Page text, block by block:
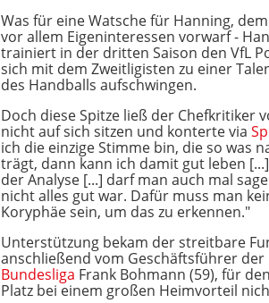
Was für eine Watsche für Hanning,
vor allem Eigeninteressen vorwarf -
trainiert in der dritten Saison den VfL
sich mit dem Zweitligisten zu einer
des Handballs aufschwingen.
Doch diese Spitze ließ der Chefkritiker
nicht auf sich sitzen und konterte via
ich die einzige Stimme bin, die so was
trägt, dann kann ich damit gut leben
der Analyse [...] darf man auch mal
nicht alles gut war. Dafür muss man
Koryphäe sein, um das zu erkennen."
Unterstützung bekam der streitbare
anschließend vom Geschäftsführer der
Bundesliga Frank Bohmann (59), für
Platz bei einem großen Heimvorteil